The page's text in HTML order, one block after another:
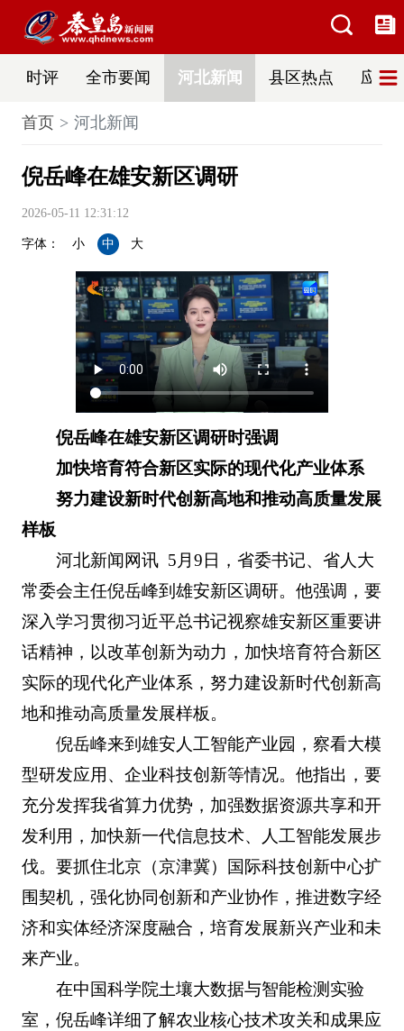
时评 全市要闻 河北新闻 县区热点 应急
首页 河北新闻
倪岳峰在雄安新区调研
2026-05-11 12:31:12
字体： 小 中 大
倪岳峰在雄安新区调研时强调
加快培育符合新区实际的现代化产业体系
努力建设新时代创新高地和推动高质量发展
样板
河北新闻网讯 5月9日，省委书记、省人大
常委会主任倪岳峰到雄安新区调研。他强调，要
深入学习贯彻习近平总书记视察雄安新区重要讲
话精神，以改革创新为动力，加快培育符合新区
实际的现代化产业体系，努力建设新时代创新高
地和推动高质量发展样板。
倪岳峰来到雄安人工智能产业园，察看大模
型研发应用、企业科技创新等情况。他指出，要
充分发挥我省算力优势，加强数据资源共享和开
发利用，加快新一代信息技术、人工智能发展步
伐。要抓住北京（京津冀）国际科技创新中心扩
围契机，强化协同创新和产业协作，推进数字经
济和实体经济深度融合，培育发展新兴产业和未
来产业。
在中国科学院土壤大数据与智能检测实验
室，倪岳峰详细了解农业核心技术攻关和成果应